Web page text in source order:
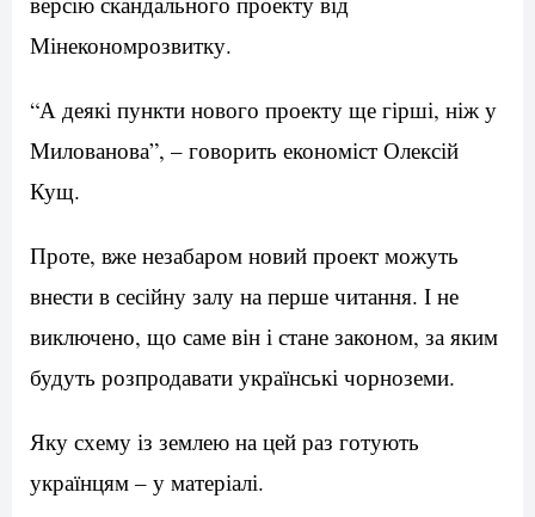
Мінекономрозвитку.
“А деякі пункти нового проекту ще гірші, ніж у
Милованова”, – говорить економіст Олексій
Кущ.
Проте, вже незабаром новий проект можуть
внести в сесійну залу на перше читання. І не
виключено, що саме він і стане законом, за яким
будуть розпродавати українські чорноземи.
Яку схему із землею на цей раз готують
українцям – у матеріалі.